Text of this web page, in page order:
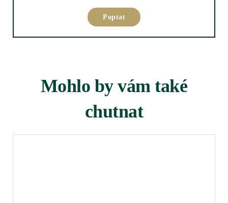
Poptat
Mohlo by vám také
chutnat